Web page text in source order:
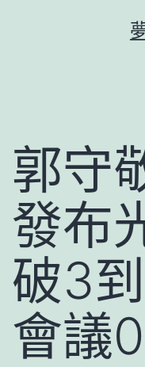
容郭守
發布
破3
會議